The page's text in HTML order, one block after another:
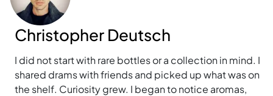
Christopher Deutsch
I did not start with rare bottles or a collection in mind. I
shared drams with friends and picked up what was on
the shelf. Curiosity grew. I began to notice aromas,